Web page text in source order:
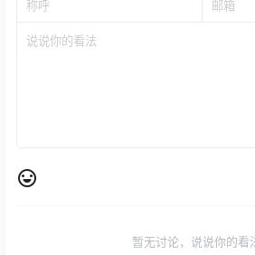
暂无讨论，说说你的看